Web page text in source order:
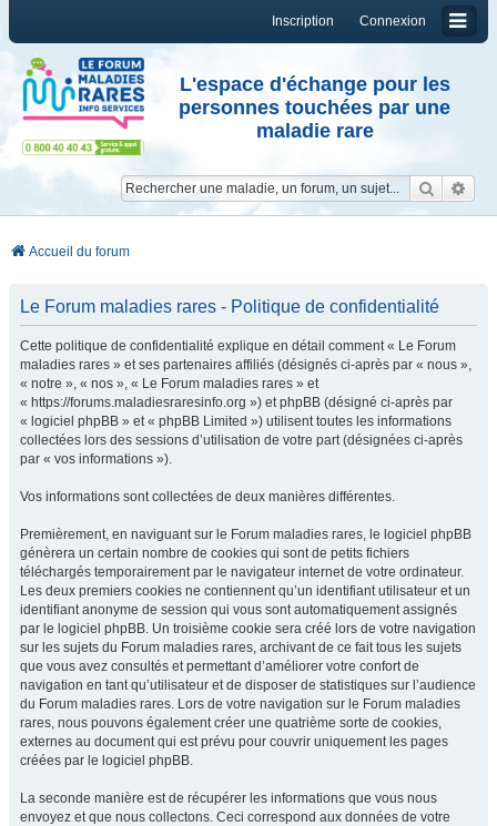
Connexion
Inscription
L'espace d'échange pour les
personnes touchées par une
maladie rare
Accueil du forum
Le Forum maladies rares - Politique de confidentialité
Cette politique de confidentialité explique en détail comment « Le Forum
maladies rares » et ses partenaires affiliés (désignés ci-après par « nous »,
« notre », « nos », « Le Forum maladies rares » et
« https://forums.maladiesraresinfo.org ») et phpBB (désigné ci-après par
« logiciel phpBB » et « phpBB Limited ») utilisent toutes les informations
collectées lors des sessions d’utilisation de votre part (désignées ci-après
par « vos informations »).
Vos informations sont collectées de deux manières différentes.
Premièrement, en naviguant sur le Forum maladies rares, le logiciel phpBB
génèrera un certain nombre de cookies qui sont de petits fichiers
téléchargés temporairement par le navigateur internet de votre ordinateur.
Les deux premiers cookies ne contiennent qu’un identifiant utilisateur et un
identifiant anonyme de session qui vous sont automatiquement assignés
par le logiciel phpBB. Un troisième cookie sera créé lors de votre navigation
sur les sujets du Forum maladies rares, archivant de ce fait tous les sujets
que vous avez consultés et permettant d’améliorer votre confort de
navigation en tant qu’utilisateur et de disposer de statistiques sur l’audience
du Forum maladies rares. Lors de votre navigation sur le Forum maladies
rares, nous pouvons également créer une quatrième sorte de cookies,
externes au document qui est prévu pour couvrir uniquement les pages
créées par le logiciel phpBB.
La seconde manière est de récupérer les informations que vous nous
envoyez et que nous collectons. Ceci correspond aux données de votre